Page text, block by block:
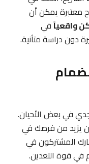
معتبرة يمكن أن
واقعياًفي
دون دراسة متأنية.
في بعض الأحيان.
يزيد من فرصك في
المشتركون في
قوة التعدين.